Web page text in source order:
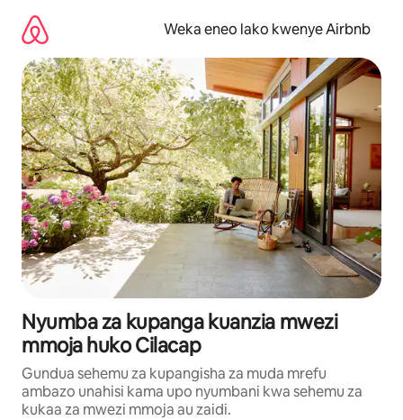
kwenda
kwenye
maudhui
Weka eneo lako kwenye Airbnb
Nyumba za kupanga kuanzia mwezi
mmoja huko Cilacap
Gundua sehemu za kupangisha za muda mrefu
ambazo unahisi kama upo nyumbani kwa sehemu za
kukaa za mwezi mmoja au zaidi.